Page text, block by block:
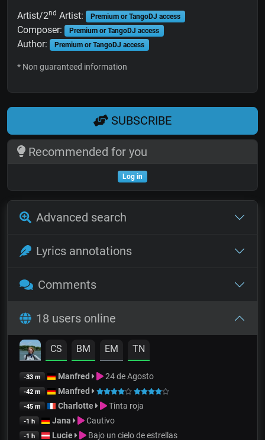
Artist/2nd Artist: Premium or TangoDJ access
Composer: Premium or TangoDJ access
Author: Premium or TangoDJ access
* Non guaranteed information
SUBSCRIBE
Recommended for you
Log in
Advanced search
Lyrics annotations
Comments
18 users online
CS BM EM TN
-33 m Manfred 24 de Agosto
-42 m Manfred
-45 m Charlotte Tinta roja
-1 h Jana Cautivo
-1 h Lucie Bajo un cielo de estrellas